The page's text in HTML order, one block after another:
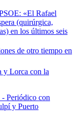
«El Rafael
(quirúrgica,
en los últimos seis
de otro tiempo en
y Lorca con la
Periódico con
y Puerto